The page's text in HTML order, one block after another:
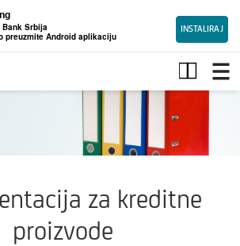
Bank Srbija
preuzmite Android aplikaciju
INSTALIRAJ
za kreditne
proizvode